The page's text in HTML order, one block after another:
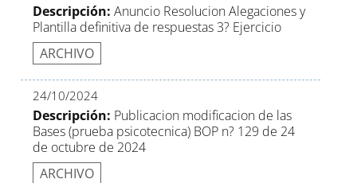
Descripción:Anuncio Resolucion Alegaciones y
Plantilla definitiva de respuestas 3? Ejercicio
ARCHIVO
24/10/2024
Descripción: Publicacion modificacion de las
Bases (prueba psicotecnica) BOP n? 129 de 24
de octubre de 2024
ARCHIVO